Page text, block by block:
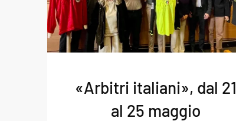
«Arbitri italiani», dal 21
al 25 maggio